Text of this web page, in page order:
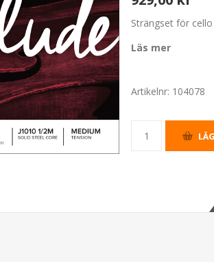
Strängset för
Läs mer
Artikelnr: 104078